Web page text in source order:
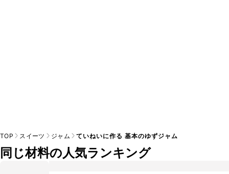
TOP スイーツ ジャム ていねいに作る 基本のゆずジャム
同じ材料の人気ランキング